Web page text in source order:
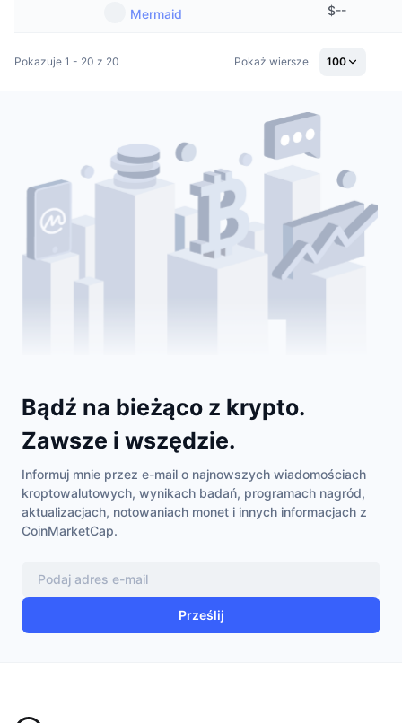
Nadchodzące wyprzedaże
Kalendarz wydarzeń
Mermaid $--
Pokazuje 1 - 20 z 20 Pokaż wiersze 100
Bądź na bieżąco z krypto.
Zawsze i wszędzie.
Informuj mnie przez e-mail o najnowszych wiadomościach
kroptowalutowych, wynikach badań, programach nagród,
aktualizacjach, notowaniach monet i innych informacjach z
CoinMarketCap.
Prześlij